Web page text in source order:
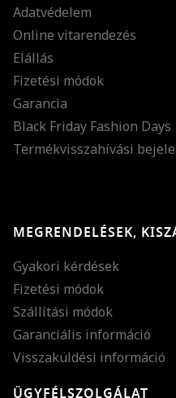
Adatvédelem
Online vitarendezés
Elállás
Fizetési módok
Garancia
Black Friday Fashion Days
Termékvisszahívási
MEGRENDELÉSEK,
Gyakori kérdések
Fizetési módok
Szállítási módok
Garanciális információ
Visszaküldési információ